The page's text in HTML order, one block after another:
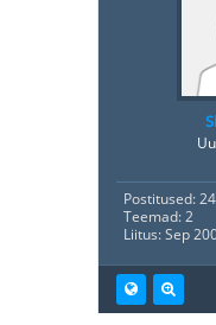
Postitused: 24
Teemad: 2
Liitus: Sep